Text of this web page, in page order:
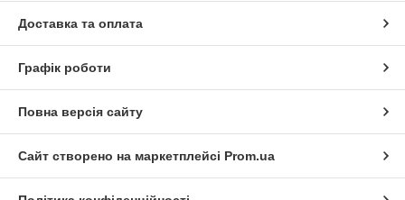
Доставка та оплата
Графік роботи
Повна версія сайту
Сайт створено на маркетплейсі Prom.ua